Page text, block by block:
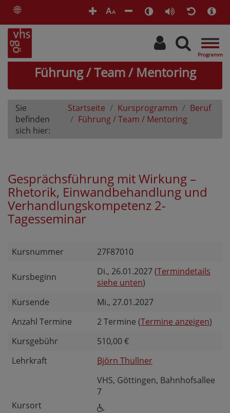
🌐 AA
Führung / Team / Mentoring
Sie
befinden
sich hier:
Startseite Kursprogramm
Beruf
Führung / Team / Mentoring
Gesprächsführung mit Wirkung –
Rhetorik, Einwandbehandlung und
Verhandlungskompetenz 2-
Tagesseminar
Kursnummer 27F87010
Kursbeginn Di., 26.01.2027 (Termindetails
siehe unten)
Kursende
Mi., 27.01.2027
Anzahl Termine
2 Termine (Termine anzeigen)
Kursgebühr
510,00 €
Lehrkraft
Björn Thullner
Kursort
VHS, Göttingen, Bahnhofsallee
7